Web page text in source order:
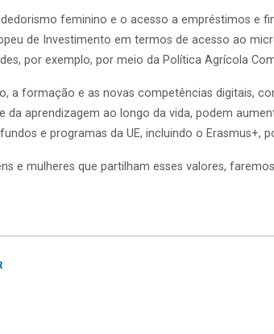
feminino e o acesso a empréstimos e
de Investimento em termos de acesso ao
por exemplo, por meio da Política Agrícola
a formação e as novas competências digitais,
da aprendizagem ao longo da vida, podem
e programas da UE, incluindo o Erasmus+,
e mulheres que partilham esses valores,